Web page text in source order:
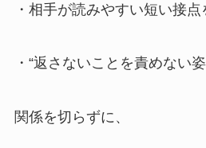
・相手が読みやすい短い接点
・“返さないことを責めない
関係を切らずに、